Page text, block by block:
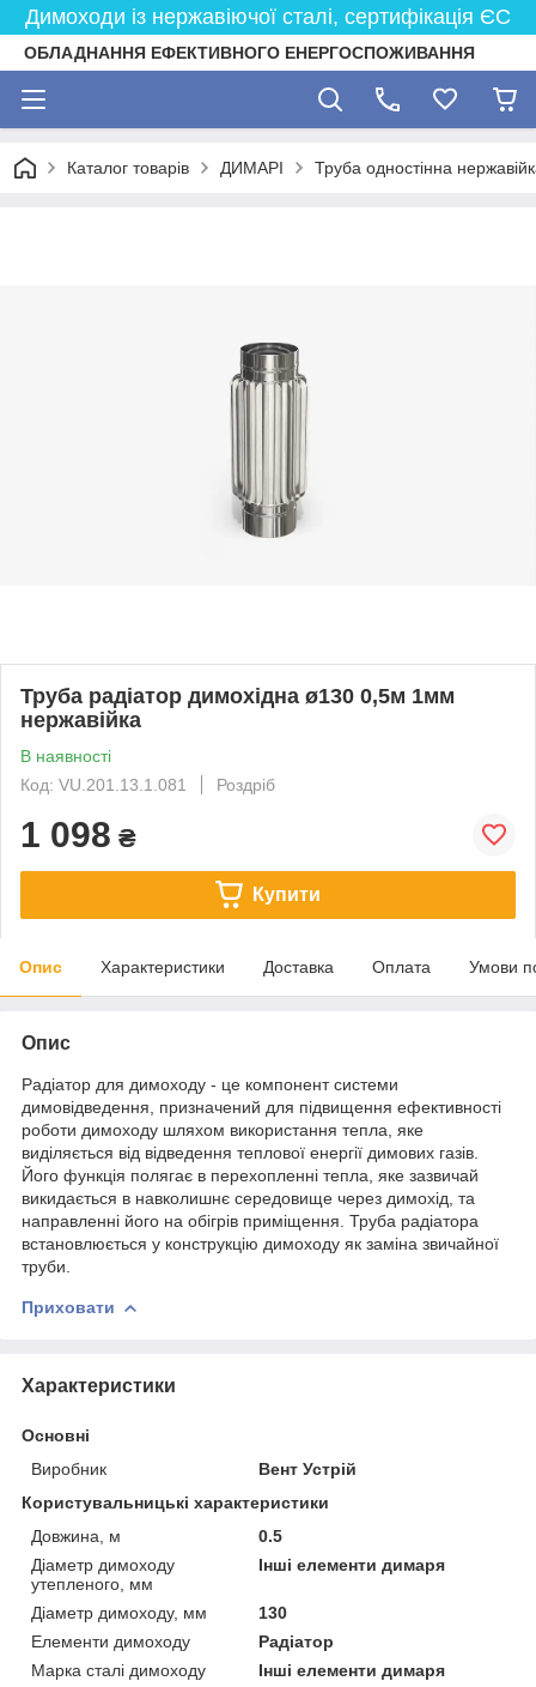
Димоходи із нержавіючої сталі, сертифікація ЄС
ОБЛАДНАННЯ ЕФЕКТИВНОГО ЕНЕРГОСПОЖИВАННЯ
Каталог товарів ДИМАРІ Труба одностінна
Труба радіатор димохідна ø130 0,5м 1мм
нержавійка
В наявності
Код: VU.201.13.1.081
Роздріб
1 098 ₴
Купити
Опис Характеристики Доставка Оплата Умови
Опис
Радіатор для димоходу - це компонент системи
димовідведення, призначений для підвищення ефективності
роботи димоходу шляхом використання тепла, яке
виділяється від відведення теплової енергії димових газів.
Його функція полягає в перехопленні тепла, яке зазвичай
викидається в навколишнє середовище через димохід, та
направленні його на обігрів приміщення. Труба радіатора
встановлюється у конструкцію димоходу як заміна звичайної
труби.
Приховати
Характеристики
Основні
Виробник
Вент Устрій
Користувальницькі характеристики
Довжина, м
0.5
Діаметр димоходу
утепленого, мм
Інші елементи димаря
Діаметр димоходу, мм
130
Елементи димоходу
Радіатор
Марка сталі димоходу
Інші елементи димаря